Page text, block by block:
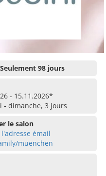
Seulement 98 jours
- 15.11.2026*
- dimanche, 3 jours
le salon
émail
muenchen